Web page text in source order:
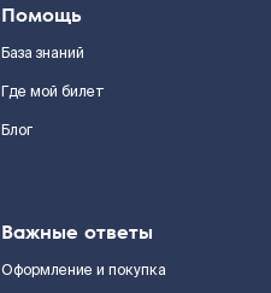
Помощь
База знаний
Где мой билет
Блог
Важные ответы
Оформление и покупка